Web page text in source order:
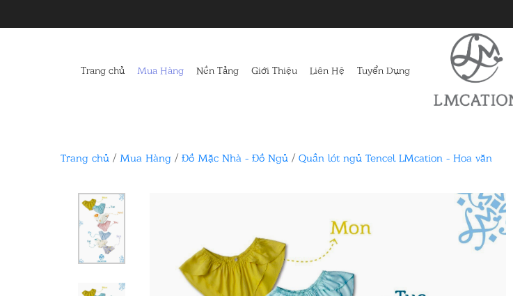
Trang chủ Mua Hàng Nền Tảng Giới Thiệu Liên Hệ Tuyển Dụng
Trang chủ / Mua Hàng / Đồ Mặc Nhà - Đồ Ngủ / Quần lót ngủ Tencel LMcation - Hoa văn